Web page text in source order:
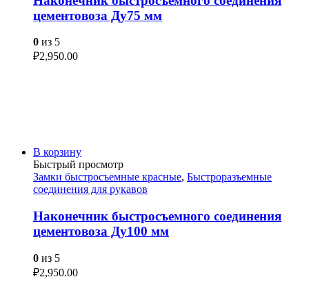
цементовоза Ду75 мм
0 из 5
₽2,950.00
В корзину
Быстрый просмотр
Замки быстросъемные красные, Быстроразъемные
соединения для рукавов
Наконечник быстросъемного соединения
цементовоза Ду100 мм
0 из 5
₽2,950.00